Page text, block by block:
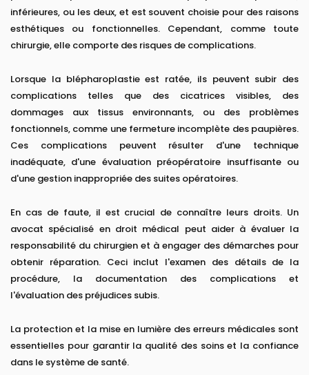
inférieures, ou les deux, et est souvent choisie pour des raisons
esthétiques ou fonctionnelles. Cependant, comme toute
chirurgie, elle comporte des risques de complications.
Lorsque la blépharoplastie est ratée, ils peuvent subir des
complications telles que des cicatrices visibles, des
dommages aux tissus environnants, ou des problèmes
fonctionnels, comme une fermeture incomplète des paupières.
Ces complications peuvent résulter d'une technique
inadéquate, d'une évaluation préopératoire insuffisante ou
d'une gestion inappropriée des suites opératoires.
En cas de faute, il est crucial de connaître leurs droits. Un
avocat spécialisé en droit médical peut aider à évaluer la
responsabilité du chirurgien et à engager des démarches pour
obtenir réparation. Ceci inclut l'examen des détails de la
procédure, la documentation des complications et
l'évaluation des préjudices subis.
La protection et la mise en lumière des erreurs médicales sont
essentielles pour garantir la qualité des soins et la confiance
dans le système de santé.